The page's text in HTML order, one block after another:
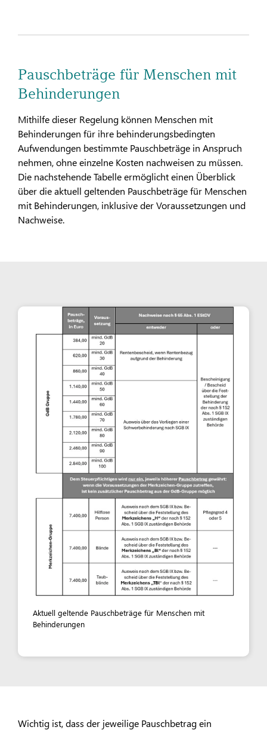
Pauschbeträge für Menschen mit
Behinderungen
Mithilfe dieser Regelung können Menschen mit
Behinderungen für ihre behinderungsbedingten
Aufwendungen bestimmte Pauschbeträge in Anspruch
nehmen, ohne einzelne Kosten nachweisen zu müssen.
Die nachstehende Tabelle ermöglicht einen Überblick
über die aktuell geltenden Pauschbeträge für Menschen
mit Behinderungen, inklusive der Voraussetzungen und
Nachweise.
Aktuell geltende Pauschbeträge für Menschen mit
Behinderungen
Wichtig ist, dass der jeweilige Pauschbetrag ein